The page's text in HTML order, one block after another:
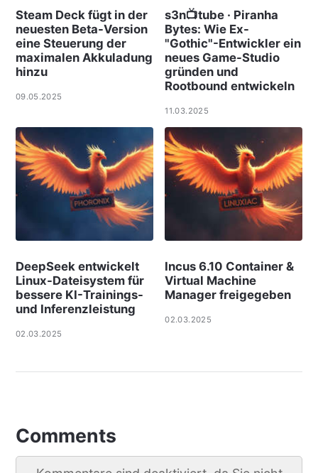
Steam Deck fügt in der
neuesten Beta-Version
eine Steuerung der
maximalen Akkuladung
hinzu
09.05.2025
s3n📺tube · Piranha
Bytes: Wie Ex-
"Gothic"-Entwickler ein
neues Game-Studio
gründen und
Rootbound entwickeln
11.03.2025
DeepSeek entwickelt
Linux-Dateisystem für
bessere KI-Trainings-
und Inferenzleistung
02.03.2025
Incus 6.10 Container &
Virtual Machine
Manager freigegeben
02.03.2025
Comments